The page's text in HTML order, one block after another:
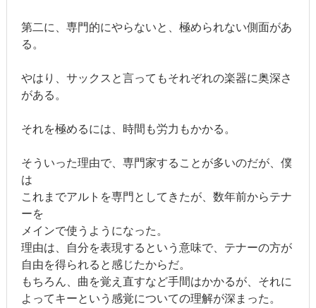
第二に、専門的にやらないと、極められない側面があ
る。
やはり、サックスと言ってもそれぞれの楽器に奥深さ
がある。
それを極めるには、時間も労力もかかる。
そういった理由で、専門家することが多いのだが、僕
は
これまでアルトを専門としてきたが、数年前からテナ
ーを
メインで使うようになった。
理由は、自分を表現するという意味で、テナーの方が
自由を得られると感じたからだ。
もちろん、曲を覚え直すなど手間はかかるが、それに
よってキーという感覚についての理解が深まった。